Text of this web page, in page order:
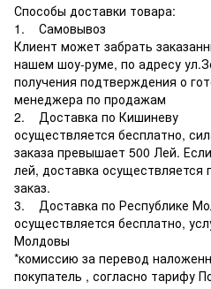
Способы доставки товара:
1. Самовывоз
Клиент может забрать
нашем шоу-руме, по адресу
получения подтверждения о
менеджера по продажам
2. Доставка по Кишиневу
осуществляется бесплатно,
заказа превышает 500 Лей.
лей, доставка
заказ.
3. Доставка по Республике
осуществляется бесплатно,
Молдовы
*комиссию за перевод
покупатель , согласно тарифу